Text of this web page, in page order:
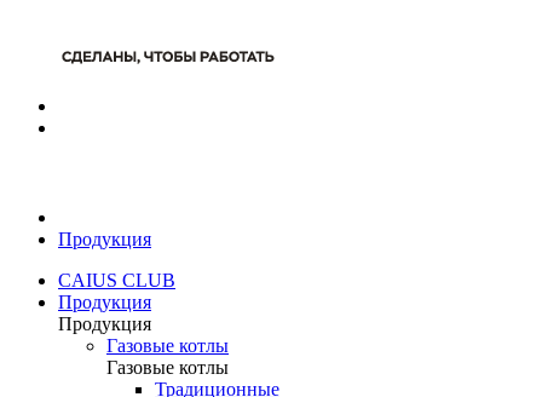
Продукция
CAIUS CLUB
Продукция
Продукция
Газовые котлы
Газовые котлы
Традиционные